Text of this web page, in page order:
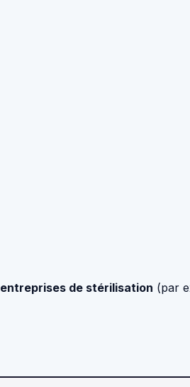
entreprises de stérilisation (par